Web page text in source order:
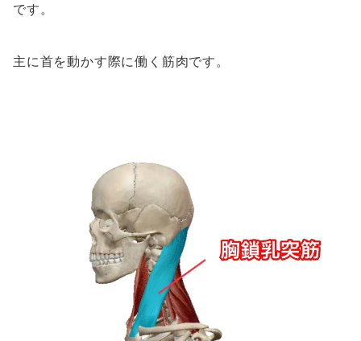
です。
主に首を動かす際に働く筋肉です。